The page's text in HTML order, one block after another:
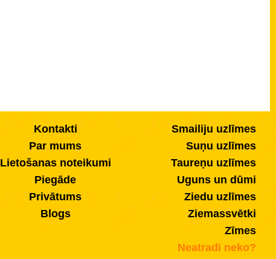
Kontakti
Par mums
Lietošanas noteikumi
Piegāde
Privātums
Blogs
Smailiju uzlīmes
Suņu uzlīmes
Taureņu uzlīmes
Uguns un dūmi
Ziedu uzlīmes
Ziemassvētki
Zīmes
Neatradi neko?